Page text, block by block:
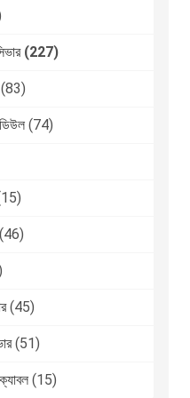
(227)
(83)
(74)
(46)
(45)
(51)
(15)